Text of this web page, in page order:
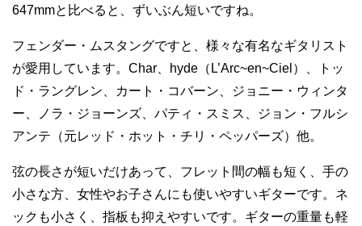
647mmと比べると、ずいぶん短いですね。
フェンダー・ムスタングですと、様々な有名なギタリスト
が愛用しています。Char、hyde（L’Arc~en~Ciel）、トッ
ド・ラングレン、カート・コバーン、ジョニー・ウィンタ
ー、ノラ・ジョーンズ、パティ・スミス、ジョン・フルシ
アンテ（元レッド・ホット・チリ・ペッパーズ）他。
弦の長さが短いだけあって、フレット間の幅も短く、手の
小さな方、女性やお子さんにも使いやすいギターです。ネ
ックも小さく、指板も抑えやすいです。ギターの重量も軽